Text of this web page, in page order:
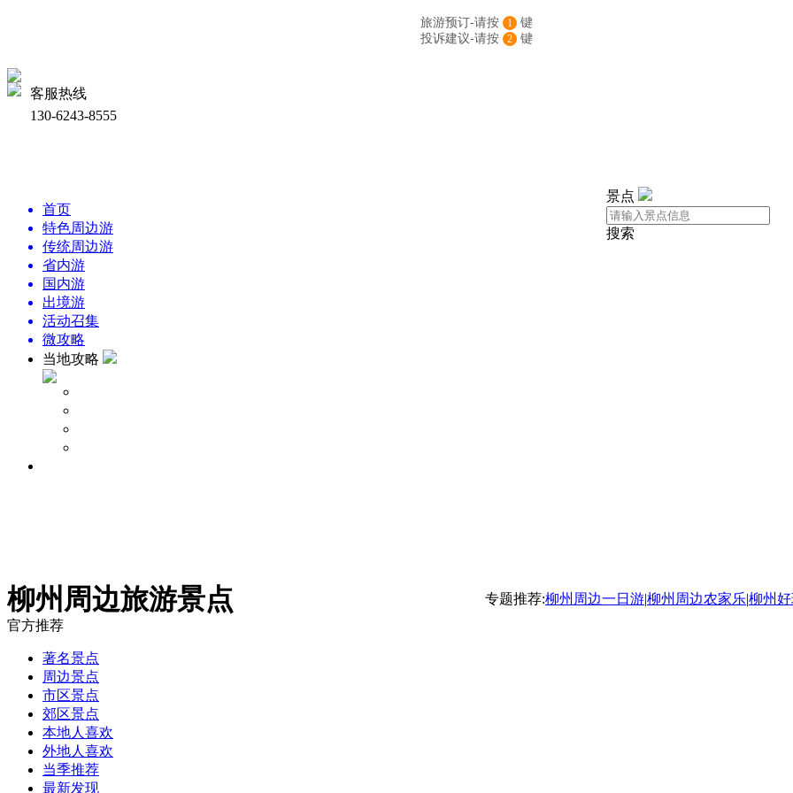
客服热线
130-6243-8555
旅游预订-请按 1
键
投诉建议-请按
2 键
景点
搜索
首页
特色周边游
传统周边游
省内游
国内游
出境游
活动召集
微攻略
当地攻略
柳州周边旅游景点 专题推荐:柳州周边一日游|柳州周边农家乐|柳州
官方推荐
著名景点
周边景点
市区景点
郊区景点
本地人喜欢
外地人喜欢
当季推荐
最新发现